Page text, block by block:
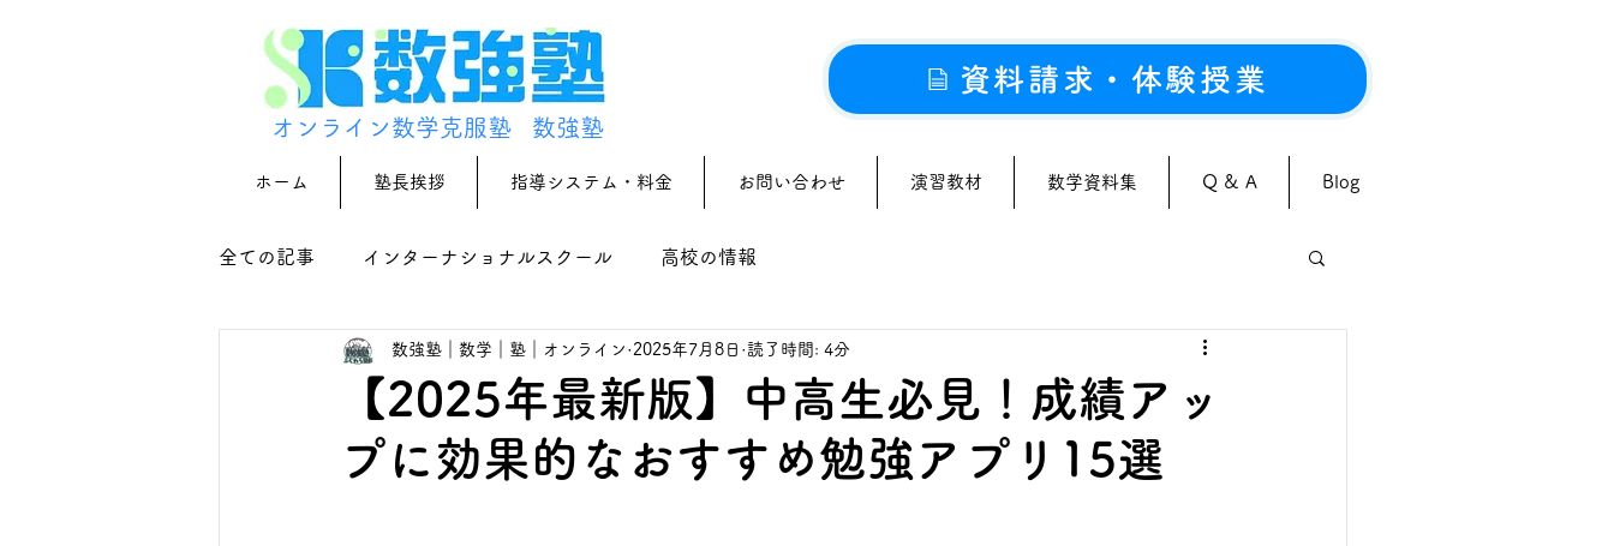
オンライン数学克服塾 数強塾
資料請求・体験授業
ホーム 塾長挨拶 指導システム・料金 お問い合わせ 演習教材 数学資料集 Q & A Blog
全ての記事 インターナショナルスクール 高校の情報
【2025年最新版】中高生必見！成績アッ
プに効果的なおすすめ勉強アプリ15選
数強塾｜数学｜塾｜オンライン 2025年7月8日 読了時間: 4分